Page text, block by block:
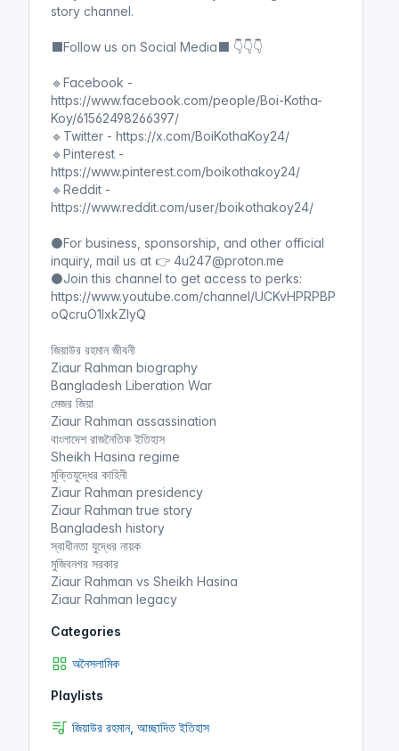
story channel.
⬛Follow us on Social Media⬛ 👇👇👇
🔹Facebook -
https://www.facebook.com/people/Boi-Kotha-
Koy/61562498266397/
🔹Twitter - https://x.com/BoiKothaKoy24/
🔹Pinterest -
https://www.pinterest.com/boikothakoy24/
🔹Reddit -
https://www.reddit.com/user/boikothakoy24/
⚫For business, sponsorship, and other official
inquiry, mail us at 👉 4u247@proton.me
⚫Join this channel to get access to perks:
https://www.youtube.com/channel/UCKvHPRPBP
oQcruO1lxkZIyQ
জিয়াউর রহমান জীবনী
Ziaur Rahman biography
Bangladesh Liberation War
মেজর জিয়া
Ziaur Rahman assassination
বাংলাদেশ রাজনৈতিক ইতিহাস
Sheikh Hasina regime
মুক্তিযুদ্ধের কাহিনী
Ziaur Rahman presidency
Ziaur Rahman true story
Bangladesh history
স্বাধীনতা যুদ্ধের নায়ক
মুজিবনগর সরকার
Ziaur Rahman vs Sheikh Hasina
Ziaur Rahman legacy
Categories
অনৈসলামিক
Playlists
জিয়াউর রহমান, আচ্ছাদিত ইতিহাস